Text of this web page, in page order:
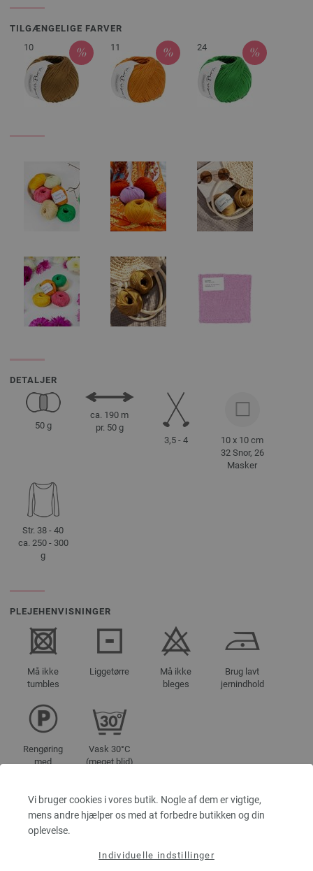
Vi bruger cookies i vores butik. Nogle af dem er vigtige,
mens andre hjælper os med at forbedre butikken og din
oplevelse.
Individuelle indstillinger
TILGÆNGELIGE FARVER
10
11 24
DETALJER
50 g
ca. 190 m
pr. 50 g
3,5 - 4
10 x 10 cm
32 Snor, 26
Masker
Str. 38 - 40
ca. 250 - 300
g
PLEJEHENVISNINGER
Må ikke
tumbles
Liggetørre
Må ikke
bleges
Brug lavt
jernindhold
Rengøring
med
Vask 30°C
(meget blid)
FARVEBETEGNELSER